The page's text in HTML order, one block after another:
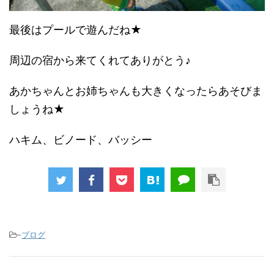
最後はプールで遊んだね★
周辺の宿から来てくれてありがとう♪
あかちゃんとお姉ちゃんも大きくなったらあそびま
しょうね★
ハキム、ビノード、バッシー
-ブログ